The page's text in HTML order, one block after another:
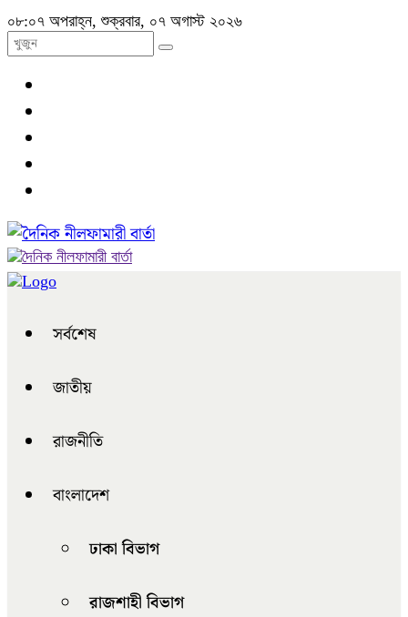
০৮:০৭ অপরাহ্ন, শুক্রবার, ০৭ অগাস্ট ২০২৬
সর্বশেষ
জাতীয়
রাজনীতি
বাংলাদেশ
ঢাকা বিভাগ
রাজশাহী বিভাগ